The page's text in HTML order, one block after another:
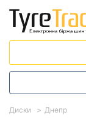
Диски Днепр
Діапазон цін